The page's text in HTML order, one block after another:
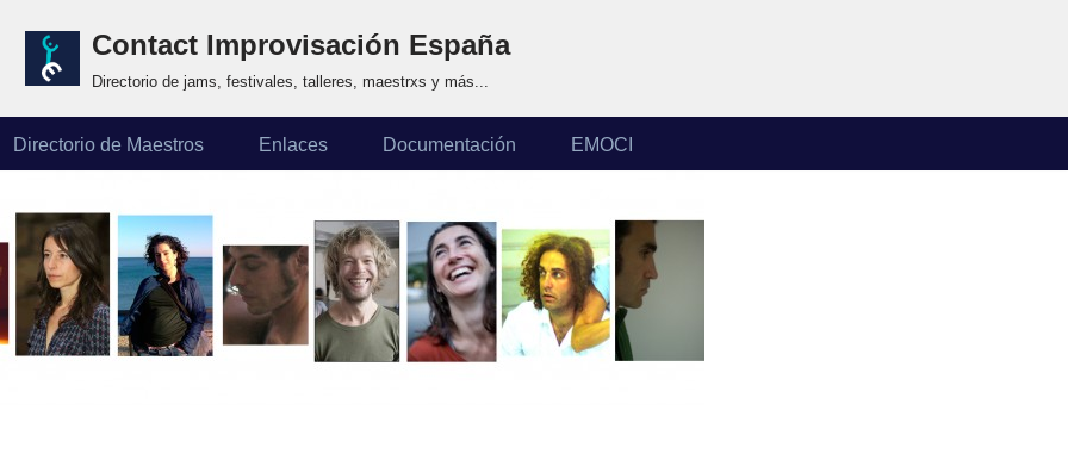
Contact Improvisación España
Directorio de jams, festivales, talleres, maestrxs y más...
Directorio de Maestros Enlaces Documentación EMOCI